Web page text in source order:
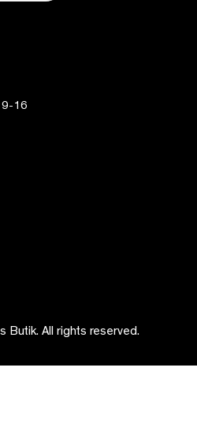
9-16
Butik. All rights reserved.